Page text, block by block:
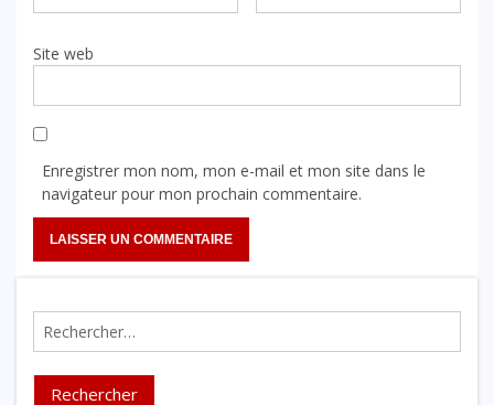
Site web
Enregistrer mon nom, mon e-mail et mon site dans le
navigateur pour mon prochain commentaire.
Rechercher :